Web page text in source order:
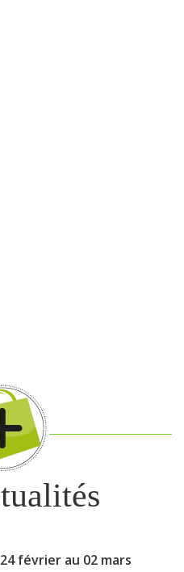
février au 02 mars